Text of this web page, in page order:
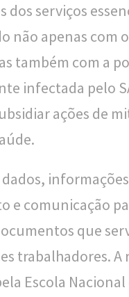
dos serviços
não apenas com
também com a
infectada pelo
ações de
e comunicação
que
trabalhadores. A
Escola Nacional